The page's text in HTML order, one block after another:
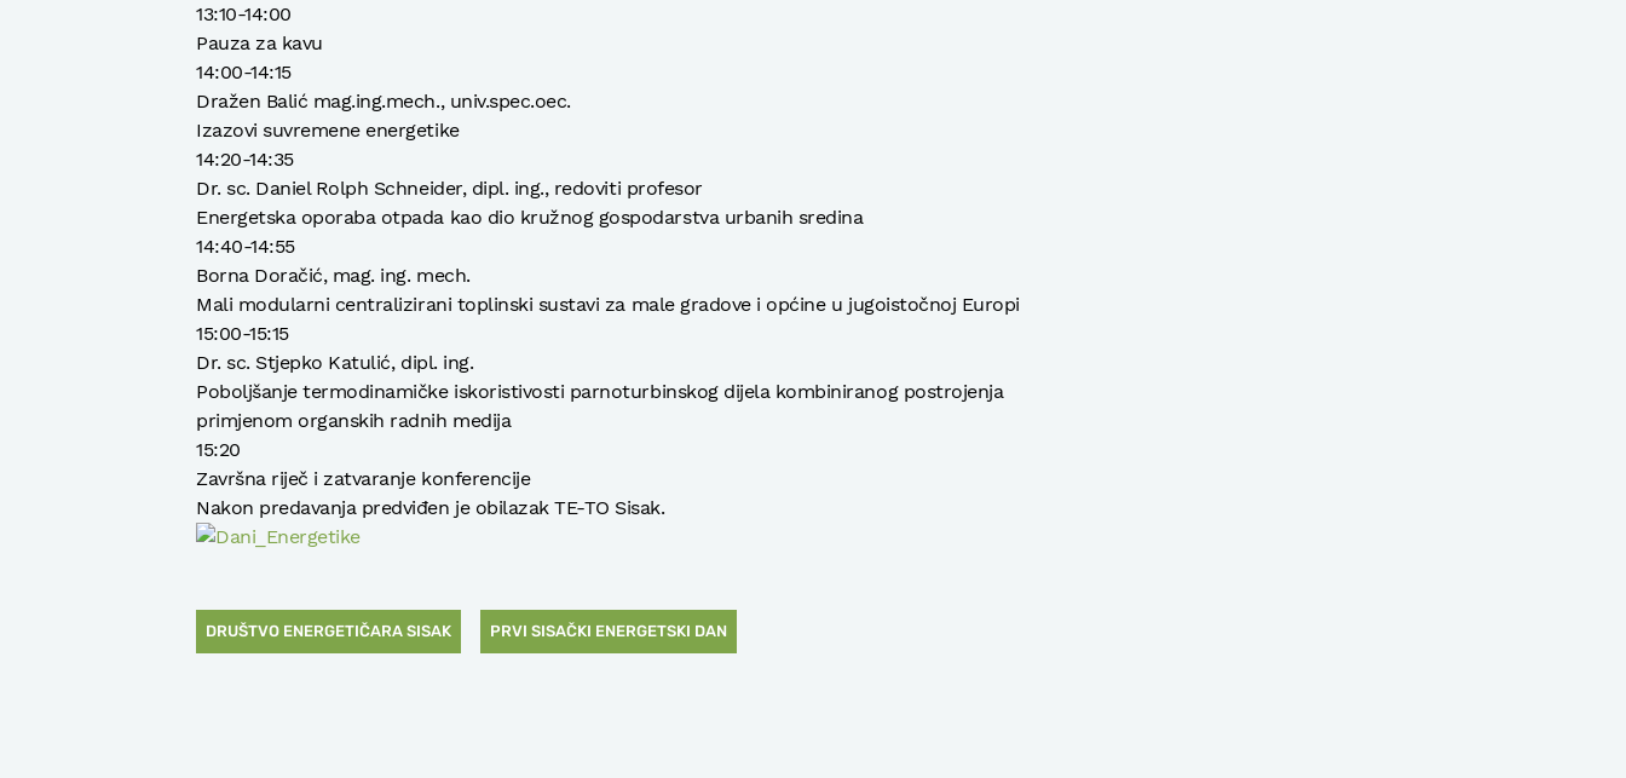
13:10-14:00
Pauza za kavu
14:00-14:15
Dražen Balić mag.ing.mech., univ.spec.oec.
Izazovi suvremene energetike
14:20-14:35
Dr. sc. Daniel Rolph Schneider, dipl. ing., redoviti profesor
Energetska oporaba otpada kao dio kružnog gospodarstva urbanih sredina
14:40-14:55
Borna Doračić, mag. ing. mech.
Mali modularni centralizirani toplinski sustavi za male gradove i općine u jugoistočnoj Europi
15:00-15:15
Dr. sc. Stjepko Katulić, dipl. ing.
Poboljšanje termodinamičke iskoristivosti parnoturbinskog dijela kombiniranog postrojenja
primjenom organskih radnih medija
15:20
Završna riječ i zatvaranje konferencije
Nakon predavanja predviđen je obilazak TE-TO Sisak.
DRUŠTVO ENERGETIČARA SISAK PRVI SISAČKI ENERGETSKI DAN